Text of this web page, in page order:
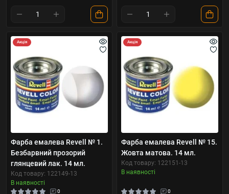
Акція
Фарба емалева Revell № 1.
Безбарвний прозорий
глянцевий лак. 14 мл.
Код товару: 122149-13
В наявності
0
Акція
Фарба емалева Revell № 15.
Жовта матова. 14 мл.
Код товару: 122151-13
В наявності
0